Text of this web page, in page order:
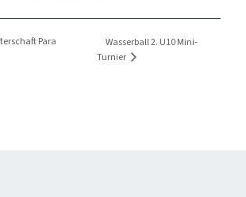
Para
Wasserball 2. U10 Mini-
Turnier